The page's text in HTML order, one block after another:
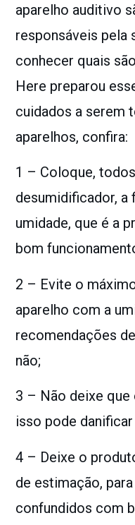
aparelho auditivo
responsáveis pela
conhecer quais
Here preparou
cuidados a serem
aparelhos, confira:
1 – Coloque,
desumidificador, a
umidade, que é a
bom
2 – Evite o
aparelho com a
recomendações
não;
3 – Não deixe
isso pode
4 – Deixe o
de estimação,
confundidos com